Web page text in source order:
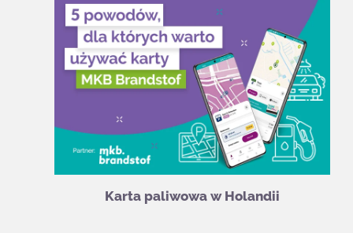
Karta paliwowa w Holandii